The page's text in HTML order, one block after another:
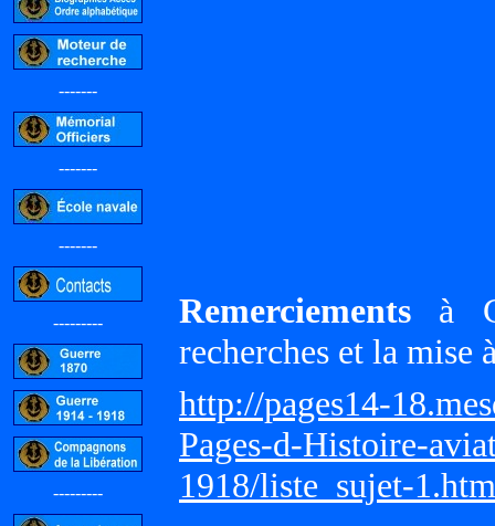
-------
-------
-------
---------
---------
Remerciements à
recherches et la mise
http://pages14-
Pages-d-Histoire-
1918/liste_sujet-1.htm